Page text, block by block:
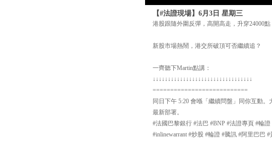
【#法證現場】6月3日 星期三
港股跟隨外圍反彈，高開高走，升穿24000
新股市場熱鬧，港交所破頂可否繼續追？
一齊聽下Martin點講：
↓↓↓↓↓↓↓↓↓↓↓↓↓↓↓↓↓↓↓↓↓↓↓↓↓↓↓↓↓↓↓↓↓
===========================
同日下午 5:20 會喺「繼續問盤」同你互動。
最新部署。
#法國巴黎銀行 #法巴 #BNP #法證專頁 #輪
#inlinewarrant #炒股 #輪證 #騰訊 #阿里巴巴 #